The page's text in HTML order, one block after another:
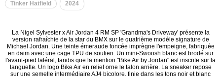
Tinker Hatfield 2024
La Nigel Sylvester x Air Jordan 4 RM SP 'Grandma's Driveway' présente la
version rafraîchie de la star du BMX sur le quatrième modèle signature de
Michael Jordan. Une teinte émeraude foncée imprègne l'empeigne, fabriquée
en daim avec une cage TPU de soutien. Un mini-Swoosh blanc est brodé sur
l'avant-pied latéral, tandis que la mention "Bike Air by Jordan" est inscrite sur la
languette. Un logo Bike Air en relief orne le talon arrière. La sneaker repose
sur une semelle intermédiaire AJ4 bicolore, finie dans les tons noir et blanc